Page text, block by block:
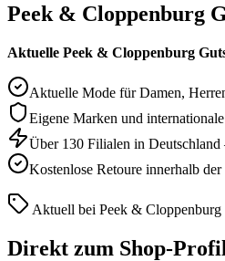
Peek & Cloppenburg
Aktuelle Peek & Cloppenburg
Aktuelle Mode für Damen,
Eigene Marken und
Über 130 Filialen in
Kostenlose Retoure innerhalb
Aktuell bei Peek & Cloppenburg
Direkt zum Shop-Profil